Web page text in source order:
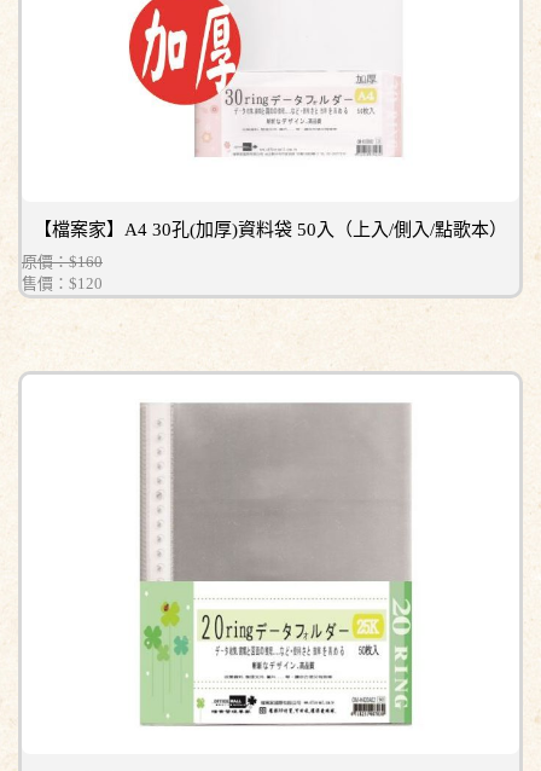
【檔案家】A4 30孔(加厚)資料袋 50入（上入/側入/點歌本）
原價：$160
售價： $120